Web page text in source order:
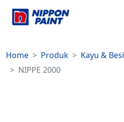
Home Produk Kayu & Besi
NIPPE 2000